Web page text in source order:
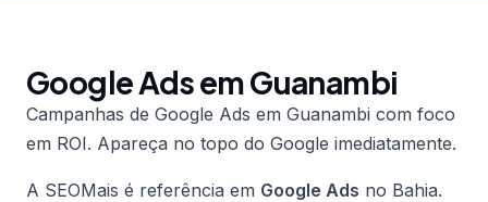
Google Ads em Guanambi
Campanhas de Google Ads em Guanambi com foco
em ROI. Apareça no topo do Google imediatamente.
A SEOMais é referência em Google Ads no Bahia.